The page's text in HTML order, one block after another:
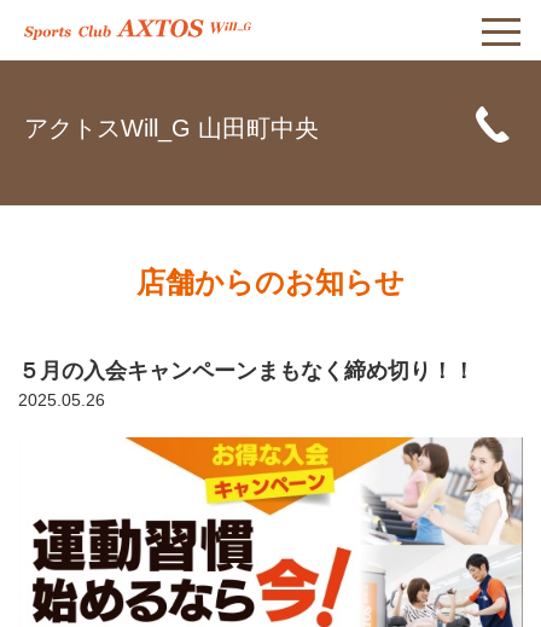
アクトスWill_G 山田町中央
店舗からのお知らせ
５月の入会キャンペーンまもなく締め切り！！
2025.05.26